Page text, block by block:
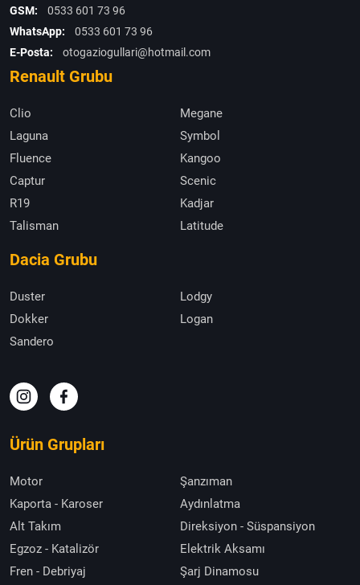
GSM:
0533 601 73 96
WhatsApp:
0533 601 73 96
E-Posta:
otogaziogullari@hotmail.com
Renault Grubu
Clio
Megane
Laguna
Symbol
Fluence
Kangoo
Captur
Scenic
R19
Kadjar
Talisman
Latitude
Dacia Grubu
Duster
Lodgy
Dokker
Logan
Sandero
Ürün Grupları
Motor
Şanzıman
Kaporta - Karoser
Aydınlatma
Alt Takım
Direksiyon - Süspansiyon
Egzoz - Katalizör
Elektrik Aksamı
Fren - Debriyaj
Şarj Dinamosu